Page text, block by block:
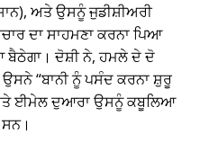
ਅਤੇ ਉਸਨੂੰ ਜੁਡੀਸ਼ੀਅਰੀ
ਦਾ ਸਾਹਮਣਾ ਕਰਨਾ ਪਿਆ
ਦੋਸ਼ੀ ਨੇ, ਹਮਲੇ ਦੇ ਦੋ
ਉਸਨੇ ਬਾਨੀ ਨੂੰ ਪਸੰਦ ਕਰਨਾ ਸ਼ੁਰੂ
ਈਮੇਲ ਦੁਆਰਾ ਉਸਨੂੰ ਕਬੂਲਿਆ